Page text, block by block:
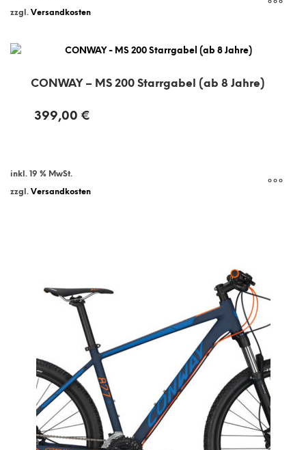
zzgl. Versandkosten
CONWAY – MS 200 Starrgabel (ab 8 Jahre)
399,00 €
inkl. 19 % MwSt.
zzgl. Versandkosten